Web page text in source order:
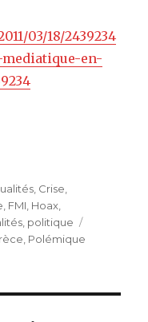
03/18/2439234
mediatique-en-
Crise
FMI Hoax
politique
Polémique